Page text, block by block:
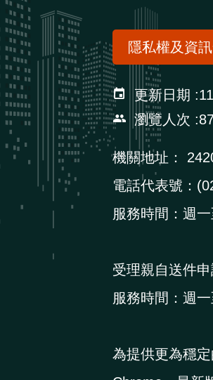
隱私權及資
更新日期
瀏覽人次
機關地址：
電話代表號：
服務時間：週
受理親自送件
服務時間：週
為提供更為穩